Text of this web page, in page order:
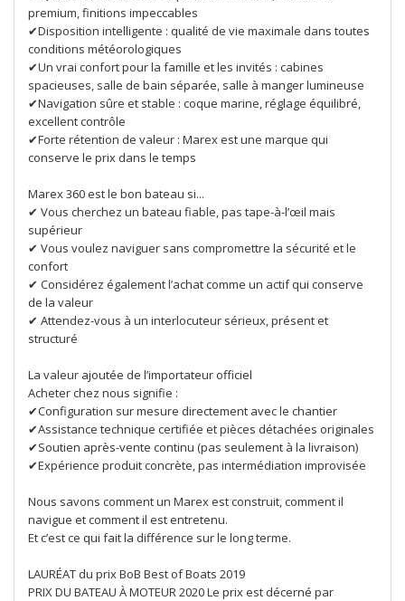
premium, finitions impeccables
✔Disposition intelligente : qualité de vie maximale dans toutes
conditions météorologiques
✔Un vrai confort pour la famille et les invités : cabines
spacieuses, salle de bain séparée, salle à manger lumineuse
✔Navigation sûre et stable : coque marine, réglage équilibré,
excellent contrôle
✔Forte rétention de valeur : Marex est une marque qui
conserve le prix dans le temps
Marex 360 est le bon bateau si...
✔ Vous cherchez un bateau fiable, pas tape-à-l’œil mais
supérieur
✔ Vous voulez naviguer sans compromettre la sécurité et le
confort
✔ Considérez également l’achat comme un actif qui conserve
de la valeur
✔ Attendez-vous à un interlocuteur sérieux, présent et
structuré
La valeur ajoutée de l’importateur officiel
Acheter chez nous signifie :
✔Configuration sur mesure directement avec le chantier
✔Assistance technique certifiée et pièces détachées originales
✔Soutien après-vente continu (pas seulement à la livraison)
✔Expérience produit concrète, pas intermédiation improvisée
Nous savons comment un Marex est construit, comment il
navigue et comment il est entretenu.
Et c’est ce qui fait la différence sur le long terme.
LAURÉAT du prix BoB Best of Boats 2019
PRIX DU BATEAU À MOTEUR 2020 Le prix est décerné par